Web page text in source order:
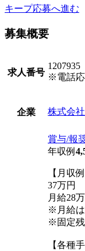
キープ応募へ進む
募集概要
求人番号
1207935
※電話応
企業 株式会
賞与/報
年収例
【月収例
37万円
月給28
※月給は
※固定残
【各種